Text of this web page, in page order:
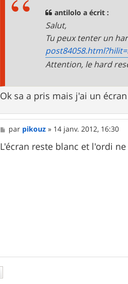
antilolo a écrit :
Salut,
Tu peux tenter un
Attention, le hard
Ok sa a pris mais j'ai un
M
e
s
s
par pikouz » 14 janv. 2012, 16:30
L'écran reste blanc et l'ordi